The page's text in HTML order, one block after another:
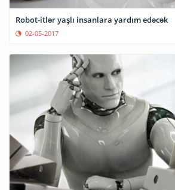
Robot-itlər yaşlı insanlara yardım edəcək
02-05-2017